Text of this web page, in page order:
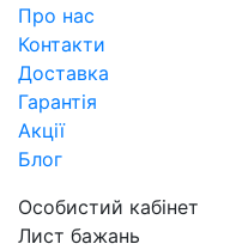
Про нас
Контакти
Доставка
Гарантія
Акції
Блог
Особистий кабінет
Лист бажань